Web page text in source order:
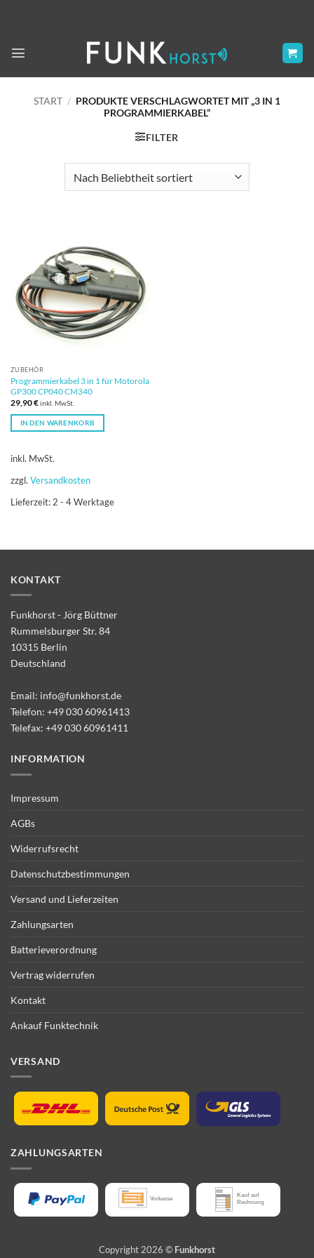
START / PRODUKTE VERSCHLAGWORTET MIT „3 IN 1
PROGRAMMIERKABEL“
FILTER
ZUBEHÖR
Programmierkabel 3 in 1 für Motorola
GP300 CP040 CM340
29,90€inkl. MwSt.
IN DEN WARENKORB
inkl. MwSt.
zzgl. Versandkosten
Lieferzeit:2 - 4 Werktage
KONTAKT
Funkhorst - Jörg Büttner
Rummelsburger Str. 84
10315 Berlin
Deutschland
Email: info@funkhorst.de
Telefon: +49 030 60961413
Telefax: +49 030 60961411
INFORMATION
Impressum
AGBs
Widerrufsrecht
Datenschutzbestimmungen
Versand und Lieferzeiten
Zahlungsarten
Batterieverordnung
Vertrag widerrufen
Kontakt
Ankauf Funktechnik
VERSAND
ZAHLUNGSARTEN
Copyright 2026 © Funkhorst